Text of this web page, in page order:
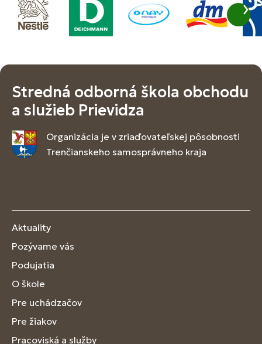
Stredná odborná škola obchodu
a služieb Prievidza
Organizácia je v zriaďovateľskej pôsobnosti
Trenčianskeho samosprávneho kraja
Aktuality
Pozývame vás
Podujatia
O škole
Pre uchádzačov
Pre žiakov
Pracoviská a služby